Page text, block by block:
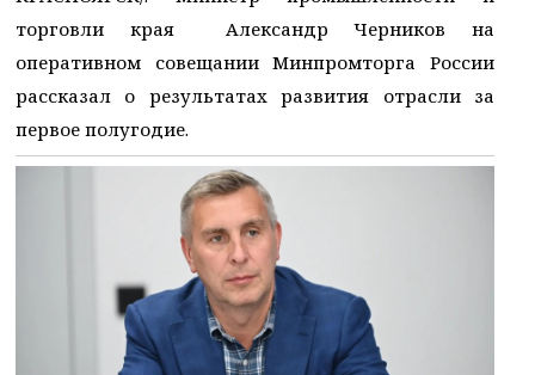
торговли края Александр Черников на
оперативном совещании Минпромторга России
рассказал о результатах развития отрасли за
первое полугодие.